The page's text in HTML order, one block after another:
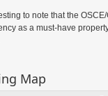
to note that the
as a must-have
Map